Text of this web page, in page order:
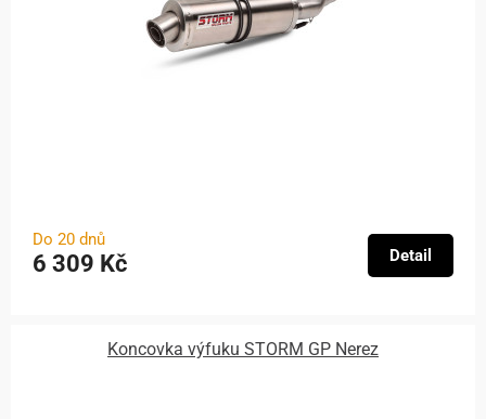
Do 20 dnů
6 309 Kč Detail
Koncovka výfuku STORM GP Nerez